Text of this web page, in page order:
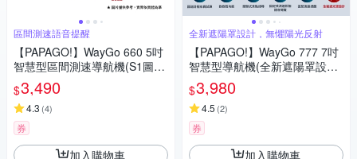
區間測速語音提醒
【PAPAGO!】WayGo 660 5吋
智慧型區間測速導航機(S1圖像
化導航介面/測速語音提醒)~急
$3,490
4.3 (4)
券
加入購物車
全新遮陽罩設計，無懼陽光反射
【PAPAGO!】WayGo 777 7吋
智慧型導航機(全新遮陽罩設計/
S1圖像化導航介面/測速提醒)~
急
$3,980
4.5 (2)
券
加入購物車